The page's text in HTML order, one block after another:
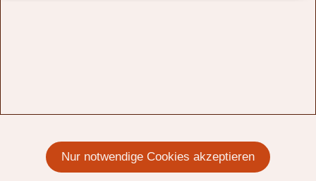
Nur notwendige Cookies akzeptieren